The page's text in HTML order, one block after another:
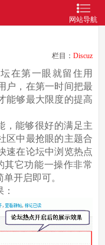
网站导航
栏目： Discuz
在第一眼就留住用
户，在第一时间把最
能够最大限度的提高
能够很好的满足主
区中最抢眼的主题合
速在论坛中浏览热点
其它功能一操作非常
开启即可。